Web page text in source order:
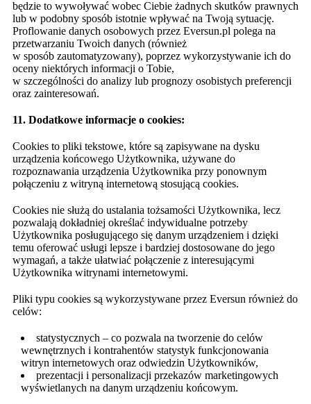
będzie to wywoływać wobec Ciebie żadnych skutków prawnych
lub w podobny sposób istotnie wpływać na Twoją sytuację.
Proflowanie danych osobowych przez Eversun.pl polega na
przetwarzaniu Twoich danych (również
w sposób zautomatyzowany), poprzez wykorzystywanie ich do
oceny niektórych informacji o Tobie,
w szczególności do analizy lub prognozy osobistych preferencji
oraz zainteresowań.
11. Dodatkowe informacje o cookies:
Cookies to pliki tekstowe, które są zapisywane na dysku
urządzenia końcowego Użytkownika, używane do
rozpoznawania urządzenia Użytkownika przy ponownym
połączeniu z witryną internetową stosującą cookies.
Cookies nie służą do ustalania tożsamości Użytkownika, lecz
pozwalają dokładniej określać indywidualne potrzeby
Użytkownika posługującego się danym urządzeniem i dzięki
temu oferować usługi lepsze i bardziej dostosowane do jego
wymagań, a także ułatwiać połączenie z interesującymi
Użytkownika witrynami internetowymi.
Pliki typu cookies są wykorzystywane przez Eversun również do
celów:
statystycznych – co pozwala na tworzenie do celów
wewnętrznych i kontrahentów statystyk funkcjonowania
witryn internetowych oraz odwiedzin Użytkowników,
prezentacji i personalizacji przekazów marketingowych
wyświetlanych na danym urządzeniu końcowym.